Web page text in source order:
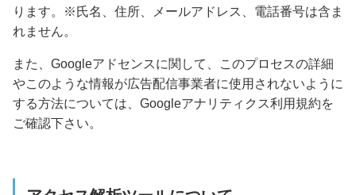
ります。※氏名、住所、メールアドレス、電話番号は含ま
れません。
また、Googleアドセンスに関して、このプロセスの詳細
やこのような情報が広告配信事業者に使用されないように
する方法については、Googleアナリティクス利用規約を
ご確認下さい。